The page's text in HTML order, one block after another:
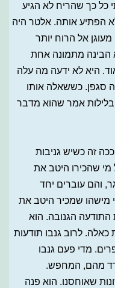
כל כך שהריח לא הגיע
הפתיע אותה. אלטר היה
אל הרוח יותר
הבינה מתמונה אחת
היא לא ידעה מה עלה
סגפן. כששאלה אותו
אמר שהוא מדבר
זה כשיש גניבות
שהכירו היטב את
והם עוברים יחד
מישהו שמכיר היטב את
הגנובה. הוא
כאלה. לרוב גנבו תודעות
מדי פעם גנבו
מהם, המחפש.
שאוחסנו. הוא פנה